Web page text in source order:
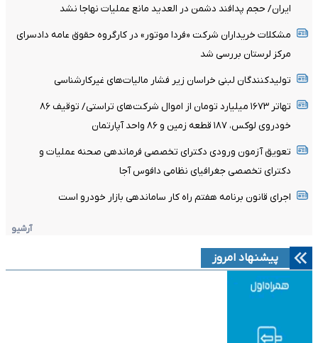
ایران/ حجم پدافند دشمن در العدید مانع عملیات نهاجا نشد
مشکلات خریداران شرکت «فردا موتور» در کارگروه حقوق عامه دادسرای
مرکز لرستان بررسی شد
تولیدکنندگان لبنی خراسان زیر فشار مالیات‌های غیرکارشناسی
تهاتر ۱۶۷۳ میلیارد تومان از اموال شرکت‌های تراستی/ توقیف ۸۶
خودروی لوکس، ۱۸۷ قطعه زمین و ۸۶ واحد آپارتمان
تعویق آزمون ورودی دکترای تخصصی فرماندهی صحنه عملیات و
دکترای تخصصی جغرافیای نظامی دافوس آجا
اجرای قانون برنامه هفتم راه کار ساماندهی بازار خودرو است
آرشیو
پیشنهاد امروز